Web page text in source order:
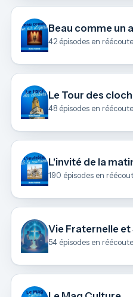
Beau comme un
42 épisodes en
Le Tour des
48 épisodes en
L'invité de la
190 épisodes en
Vie Fraternelle
54 épisodes en